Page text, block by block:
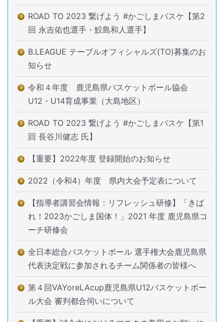
ROAD TO 2023 繋げよう #かごしまバスケ【第2
回 永吉佑也選手・鮫島和人選手】
B.LEAGUE テーブルオフィシャルズ(TO)募集のお
知らせ
令和４年度 鹿児島県バスケットボール協会
U12・U14育成事業（大島地区）
ROAD TO 2023 繋げよう #かごしまバスケ【第1
回 長谷川健志 氏】
【重要】2022年度 登録開始のお知らせ
2022（令和4）年度 県内大会予定表について
【指導者講習会情報：リフレッシュ研修】「きば
れ！2023かごしま国体！」2021 年度 鹿児島県コ
ーチ研修会
全日本総合バスケットボール 選手権大会鹿児島県
代表決定戦に参加されるチーム関係者の皆様へ
第４回VAYoreLAcup鹿児島県U12バスケットボー
ル大会 審判都合伺いについて